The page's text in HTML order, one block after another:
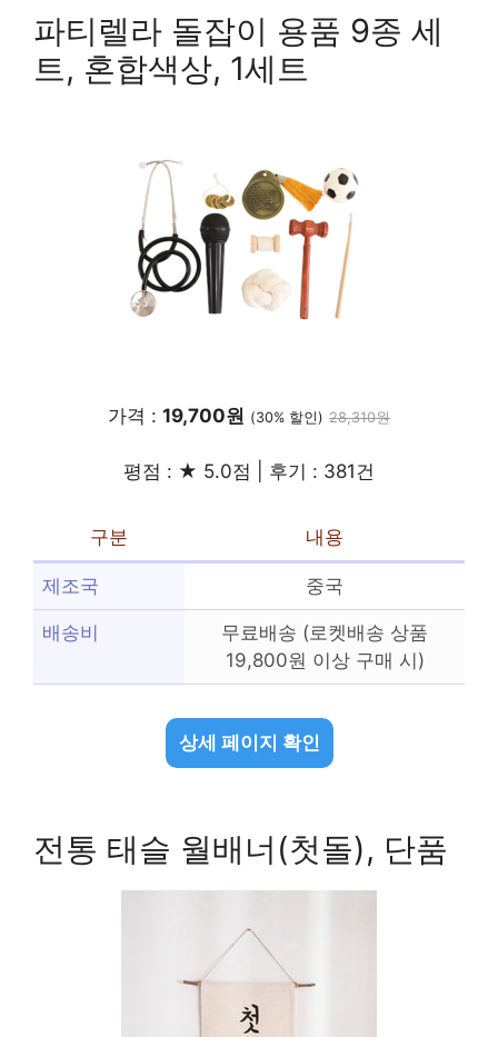
파티렐라 돌잡이 용품 9종 세
트, 혼합색상, 1세트
가격 : 19,700원 (30% 할인) 28,310원
평점 : ★ 5.0점 | 후기 : 381건
구분 내용
제조국 중국
배송비
무료배송 (로켓배송 상품
19,800원 이상 구매 시)
상세 페이지 확인
전통 태슬 월배너(첫돌), 단품